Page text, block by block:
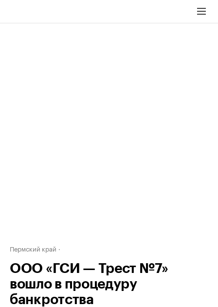
Пермский край
ООО «ГСИ — Трест №7»
вошло в процедуру
банкротства